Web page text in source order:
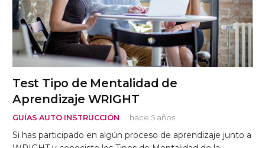
Test Tipo de Mentalidad de
Aprendizaje WRIGHT
GUÍAS AUTO INSTRUCCIÓN hace 5 años
Si has participado en algún proceso de aprendizaje junto a